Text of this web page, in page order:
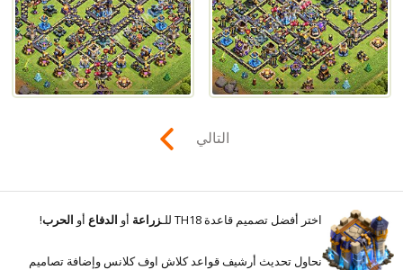
التالي
اختر أفضل تصميم قاعدة TH18 للـ زراعة أو الدفاع أو الحرب!
نحاول تحديث أرشيف قواعد كلاش اوف كلانس وإضافة تصاميم